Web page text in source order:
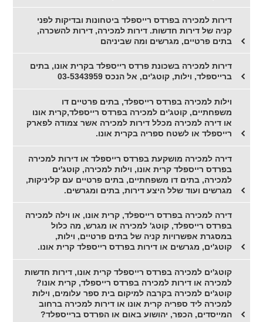
דירות למכירה בפרדס רייספלד ביטחונות ובדיקות לפני
קניה של דירות חדשות. דירות למכירה, דירות להשכרה,
בתים פרטיים, מגרשים ומה שביניהם
דירות למכירה בשכונת פרדס רייספלד בקרית אונו, בתים
ברייספלד, וילות, קוטג'ים, אל הנכס 03-5343959
וילות למכירה בפרדס רייספלד, בתים פרטיים דו
משפחתיים, קוטג'ים למכירה בפרדס רייספלד,קרית אונו
או דירה למכירה מכלל דירות למכירה אשר צמודה לפארק
רייספלד או לשטח ספריה בקרית אונו.
דירה למכירה מושקעת בפרדס רייספלד או דירות למכירה
בפרדס רייספלד קרית אונו, וילות למכירה, קוטג'ים
למכירה, בתים דו משפחתיים, בתים פרטיים עם קליניקות,
מגרשים ועוד שלל היצע דירות, בתים ומגרשים.
דירה למכירה בפרדס רייספלד, קרית אונו, או וילה למכירה
בפרדס רייספלד, קוטג' למכירה או מגרש, מה כלול
במסגרת אפשרויות קניה של בתים פרטיים, וילות,
קוטג'ים, מגרשים או דירות בפרדס רייספלד קרית אונו.
קוטג'ים למכירה בפרדס רייספלד קרית אונו, דירות חדשות
למכירה או דירות למכירה בפרדס רייספלד, קרית אונו?
קוטג'ים למכירה בקרבה למיקום בית ספר עלומים, וילות
למכירה ליד ספריה קרית אונו או דירות למכירה ברחוב
המייסדים, הכפר, יהושוע באום או הפרדס ברייספלד?